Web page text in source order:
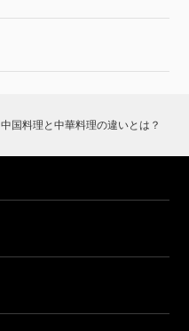
中国料理と中華料理の違いとは？